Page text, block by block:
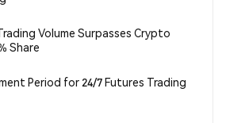
Volume Surpasses Crypto
Share
Period for 24/7 Futures Trading